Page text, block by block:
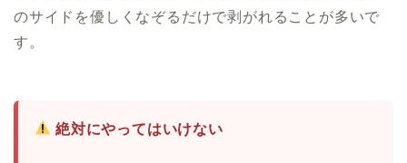
のサイドを優しくなぞるだけで剥がれることが多いで
す。
絶対にやってはいけない